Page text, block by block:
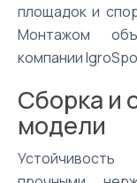
площадок и
Монтажом
компании
Сборка и
модели